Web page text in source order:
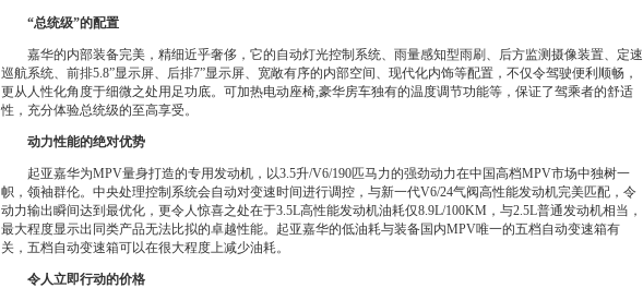
“总统级”的配置
嘉华的内部装备完美，精细近乎奢侈，它的自动灯光控制系统、雨量感知型雨刷、后方监测摄像装置、定速
巡航系统、前排5.8”显示屏、后排7”显示屏、宽敞有序的内部空间、现代化内饰等配置，不仅令驾驶便利顺畅，
更从人性化角度于细微之处用足功底。可加热电动座椅,豪华房车独有的温度调节功能等，保证了驾乘者的舒适
性，充分体验总统级的至高享受。
动力性能的绝对优势
起亚嘉华为MPV量身打造的专用发动机，以3.5升/V6/190匹马力的强劲动力在中国高档MPV市场中独树一
帜，领袖群伦。中央处理控制系统会自动对变速时间进行调控，与新一代V6/24气阀高性能发动机完美匹配，令
动力输出瞬间达到最优化，更令人惊喜之处在于3.5L高性能发动机油耗仅8.9L/100KM，与2.5L普通发动机相当，
最大程度显示出同类产品无法比拟的卓越性能。起亚嘉华的低油耗与装备国内MPV唯一的五档自动变速箱有
关，五档自动变速箱可以在很大程度上减少油耗。
令人立即行动的价格